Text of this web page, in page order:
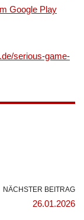
Google Play
serious-game-
NÄCHSTER BEITRAG
26.01.2026